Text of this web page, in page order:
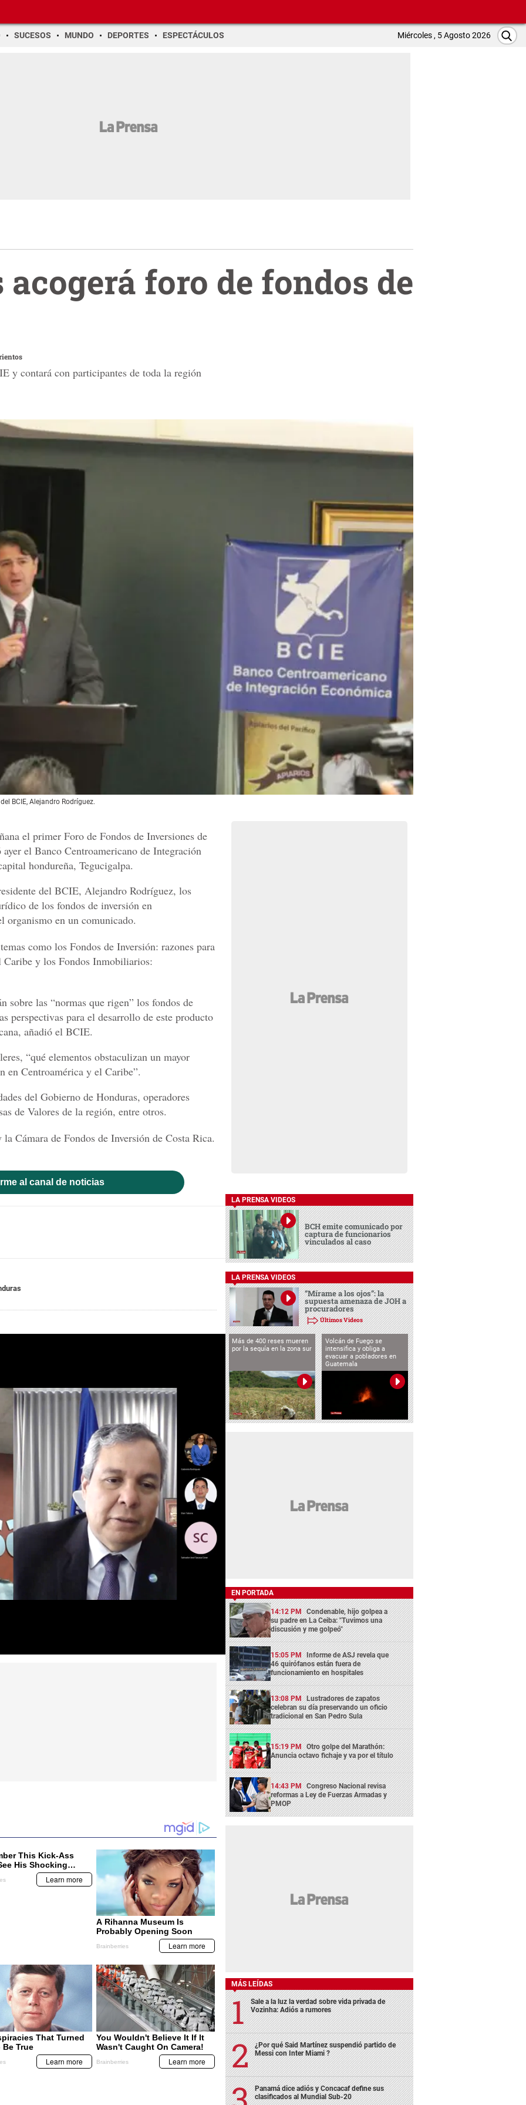
SUCESOS MUNDO DEPORTES ESPECTÁCULOS Miércoles , 5 Agosto 2026
foro de fondos de
y contará con participantes de toda la región
BCIE, Alejandro Rodríguez.
el primer Foro de Fondos de Inversiones de
el Banco Centroamericano de Integración
hondureña, Tegucigalpa.
del BCIE, Alejandro Rodríguez, los
de los fondos de inversión en
organismo en un comunicado.
como los Fondos de Inversión: razones para
Caribe y los Fondos Inmobiliarios:
sobre las “normas que rigen” los fondos de
perspectivas para el desarrollo de este producto
añadió el BCIE.
“qué elementos obstaculizan un mayor
en Centroamérica y el Caribe”.
del Gobierno de Honduras, operadores
de Valores de la región, entre otros.
Cámara de Fondos de Inversión de Costa Rica.
al canal de noticias
LA PRENSA VIDEOS
BCH emite comunicado por
captura de funcionarios
vinculados al caso
LA PRENSA VIDEOS
“Mírame a los ojos”: la
supuesta amenaza de JOH a
procuradores
Últimos Videos
Más de 400 reses mueren
por la sequía en la zona sur
Volcán de Fuego se
intensifica y obliga a
evacuar a pobladores en
Guatemala
EN PORTADA
14:12 PM Condenable, hijo golpea a
su padre en La Ceiba: "Tuvimos una
discusión y me golpeó"
15:05 PM Informe de ASJ revela que
46 quirófanos están fuera de
funcionamiento en hospitales
13:08 PM Lustradores de zapatos
celebran su día preservando un oficio
tradicional en San Pedro Sula
15:19 PM Otro golpe del Marathón:
Anuncia octavo fichaje y va por el título
14:43 PM Congreso Nacional revisa
reformas a Ley de Fuerzas Armadas y
PMOP
MÁS LEÍDAS
Sale a la luz la verdad sobre vida privada de
Vozinha: Adiós a rumores
¿Por qué Said Martínez suspendió partido de
Messi con Inter Miami ?
Panamá dice adiós y Concacaf define sus
clasificados al Mundial Sub-20